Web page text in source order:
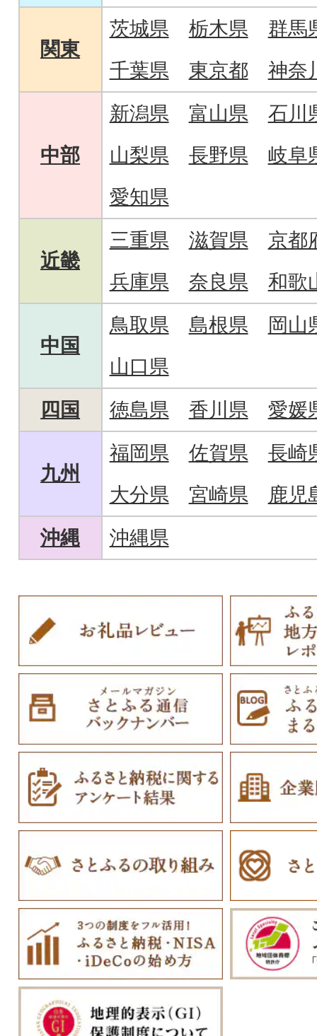
関東
茨城県 栃木県
群馬
千葉県
東京都 神奈
中部
新潟県 富山県
石川
山梨県
長野県
岐阜
愛知県
近畿
三重県 滋賀県
京都
兵庫県
奈良県 和歌
中国
鳥取県 島根県
岡山
山口県
四国
徳島県 香川県 愛媛
九州
福岡県 佐賀県
長崎
大分県
宮崎県
鹿児
沖縄
沖縄県